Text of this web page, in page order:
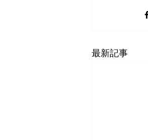
最新記事